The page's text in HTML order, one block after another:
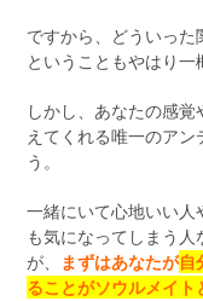
ですから、どういった
ということもやはり一
しかし、あなたの感
えてくれる唯一のア
う。
一緒にいて心地いい人
も気になってしまう
が、 まずはあなたが自
ることがソウルメイト